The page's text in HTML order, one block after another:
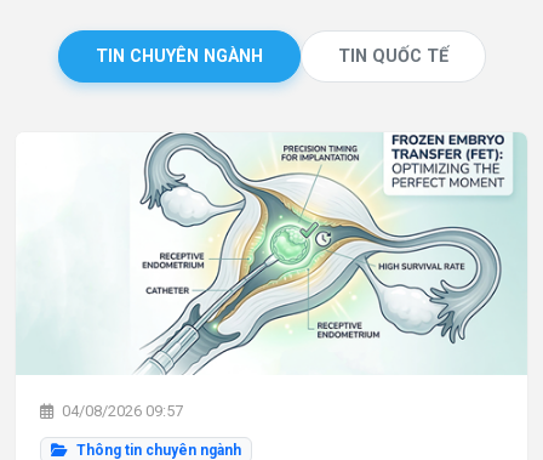
TIN CHUYÊN NGÀNH TIN QUỐC TẾ
04/08/2026 09:57
Thông tin chuyên ngành